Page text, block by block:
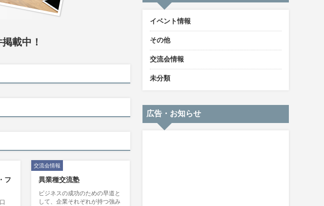
載中！
フ
異業種交流塾
ビジネスの成功のための早道と
して、企業それぞれが持つ強み
交流会情報
イベント情報
その他
交流会情報
未分類
広告・お知らせ